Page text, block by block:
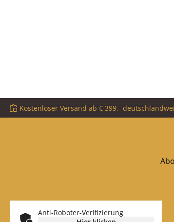
Kostenloser Versand ab € 399,-
Anti-Roboter-Verifizierung